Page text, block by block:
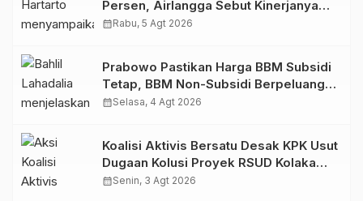
Persen, Airlangga Sebut Kinerjanya
Lampaui Rata-Rata Global
calendar_monthRabu, 5 Agt 2026
Prabowo Pastikan Harga BBM Subsidi
Tetap, BBM Non-Subsidi Berpeluang
Turun
calendar_monthSelasa, 4 Agt 2026
Koalisi Aktivis Bersatu Desak KPK Usut
Dugaan Kolusi Proyek RSUD Kolaka
Timur, Sejumlah Pejabat dan PT
calendar_monthSenin, 3 Agt 2026